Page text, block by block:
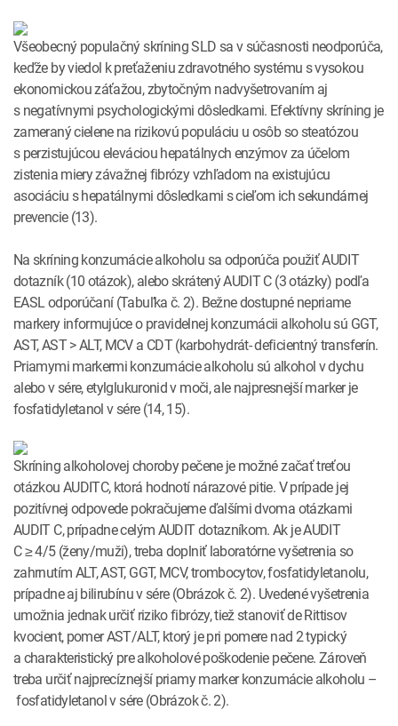
Všeobecný populačný skríning SLD sa v súčasnosti neodporúča,
keďže by viedol k preťaženiu zdravotného systému s vysokou
ekonomickou záťažou, zbytočným nadvyšetrovaním aj
s negatívnymi psychologickými dôsledkami. Efektívny skríning je
zameraný cielene na rizikovú populáciu u osôb so steatózou
s perzistujúcou eleváciou hepatálnych enzýmov za účelom
zistenia miery závažnej fibrózy vzhľadom na existujúcu
asociáciu s hepatálnymi dôsledkami s cieľom ich sekundárnej
prevencie (13).
Na skríning konzumácie alkoholu sa odporúča použiť AUDIT
dotazník (10 otázok), alebo skrátený AUDIT C (3 otázky) podľa
EASL odporúčaní (Tabuľka č. 2). Bežne dostupné nepriame
markery informujúce o pravidelnej konzumácii alkoholu sú GGT,
AST, AST > ALT, MCV a CDT (karbohydrát- deficientný transferín.
Priamymi markermi konzumácie alkoholu sú alkohol v dychu
alebo v sére, etylglukuronid v moči, ale najpresnejší marker je
fosfatidyletanol v sére (14, 15).
Skríning alkoholovej choroby pečene je možné začať treťou
otázkou AUDITC, ktorá hodnotí nárazové pitie. V prípade jej
pozitívnej odpovede pokračujeme ďalšími dvoma otázkami
AUDIT C, prípadne celým AUDIT dotazníkom. Ak je AUDIT
C ≥ 4/5 (ženy/muži), treba doplniť laboratórne vyšetrenia so
zahrnutím ALT, AST, GGT, MCV, trombocytov, fosfatidyletanolu,
prípadne aj bilirubínu v sére (Obrázok č. 2). Uvedené vyšetrenia
umožnia jednak určiť riziko fibrózy, tiež stanoviť de Rittisov
kvocient, pomer AST/ALT, ktorý je pri pomere nad 2 typický
a charakteristický pre alkoholové poškodenie pečene. Zároveň
treba určiť najprecíznejší priamy marker konzumácie alkoholu –
fosfatidyletanol v sére (Obrázok č. 2).